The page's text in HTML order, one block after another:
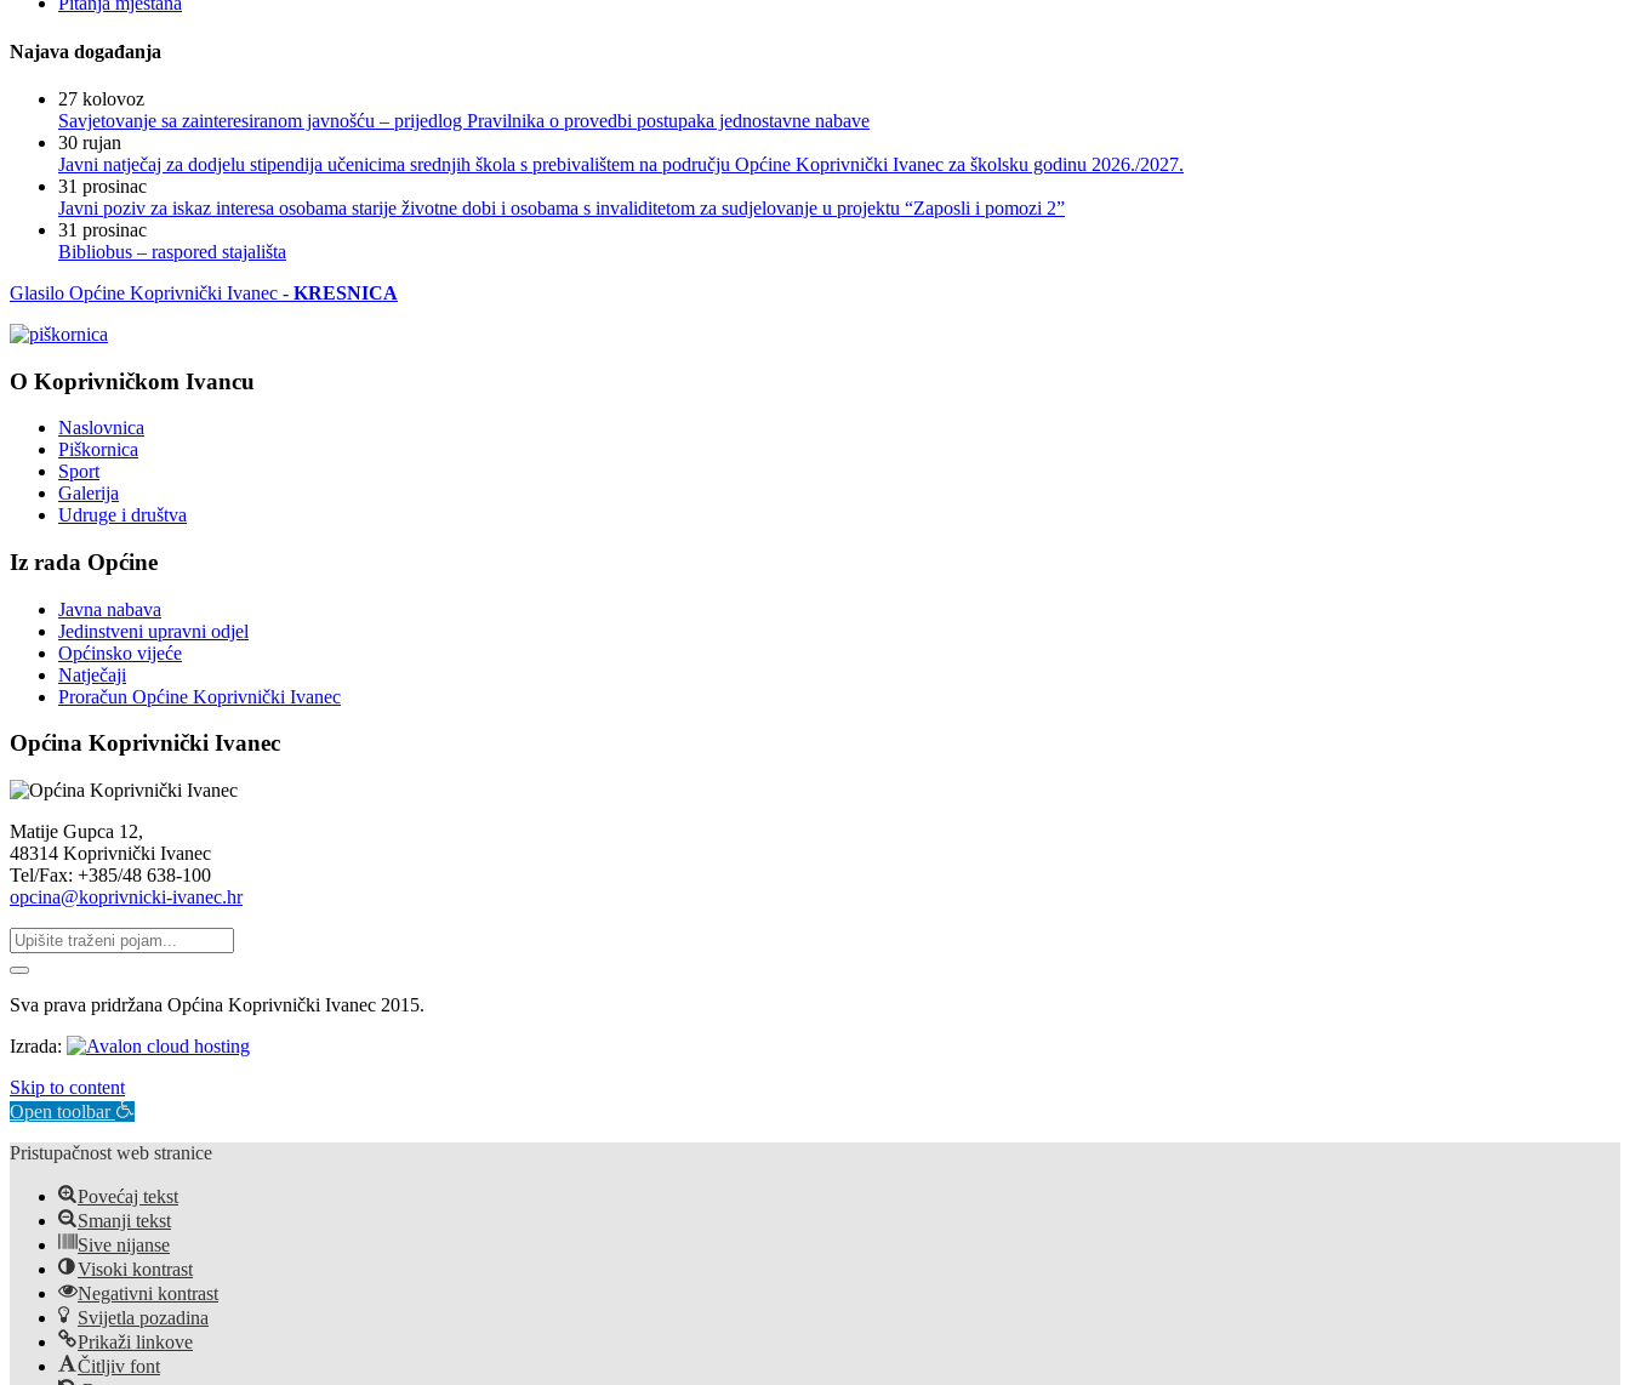
Najava događanja
27 kolovoz
Savjetovanje sa zainteresiranom javnošću – prijedlog Pravilnika o provedbi postupaka jednostavne nabave
30 rujan
Javni natječaj za dodjelu stipendija učenicima srednjih škola s prebivalištem na području Općine Koprivnički Ivanec za školsku godinu 2026./2027.
31 prosinac
Javni poziv za iskaz interesa osobama starije životne dobi i osobama s invaliditetom za sudjelovanje u projektu “Zaposli i pomozi 2”
31 prosinac
Bibliobus – raspored stajališta
Glasilo Općine Koprivnički Ivanec - KRESNICA
O Koprivničkom Ivancu
Naslovnica
Piškornica
Sport
Galerija
Udruge i društva
Iz rada Općine
Javna nabava
Jedinstveni upravni odjel
Općinsko vijeće
Natječaji
Proračun Općine Koprivnički Ivanec
Općina Koprivnički Ivanec
Matije Gupca 12,
48314 Koprivnički Ivanec
Tel/Fax: +385/48 638-100
opcina@koprivnicki-ivanec.hr
Sva prava pridržana Općina Koprivnički Ivanec 2015.
Izrada:
Skip to content
Open toolbar
Pristupačnost web stranice
Povećaj tekst
Smanji tekst
Sive nijanse
Visoki kontrast
Negativni kontrast
Svijetla pozadina
Prikaži linkove
Čitljiv font